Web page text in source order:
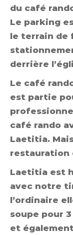
du café
Le parking
le terrain de
derrière
Le café
est partie
café rando
Laetitia.
restauration
Laetitia est
avec notre
l’ordinaire
soupe pour
et